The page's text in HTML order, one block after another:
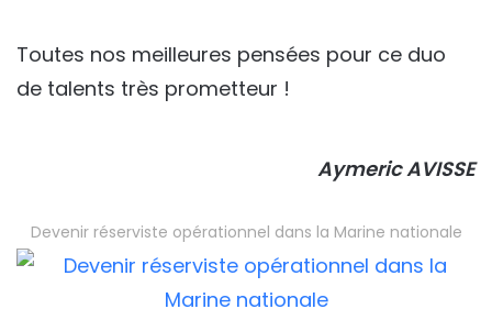
Toutes nos meilleures pensées pour ce duo
de talents très prometteur !
Aymeric AVISSE
Devenir réserviste opérationnel dans la Marine nationale